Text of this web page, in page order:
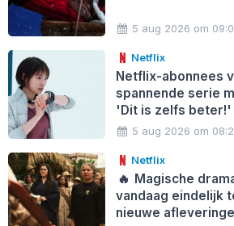
5 aug 2026 om
Netflix
Netflix-abonnees
spannende serie
'Dit is zelfs beter!'
5 aug 2026 om
Netflix
🔥 Magische
vandaag eindelijk
nieuwe